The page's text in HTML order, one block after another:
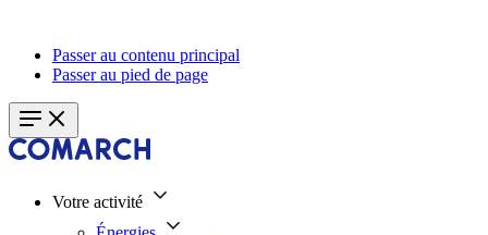
Passer au contenu principal
Passer au pied de page
Votre activité